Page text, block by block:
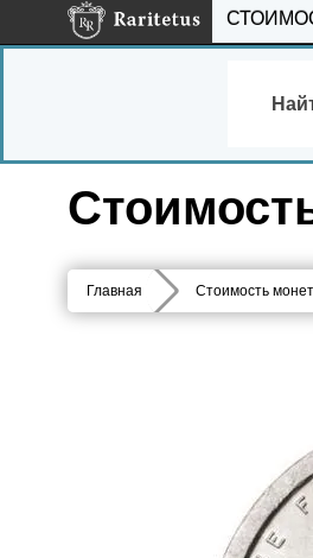
Главная Стоимость монет